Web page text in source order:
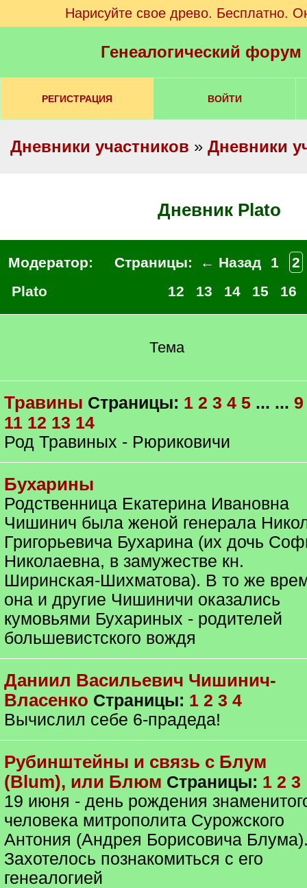
Нарисуйте свое древо. Бесплатно.
Генеалогический
РЕГИСТРАЦИЯ ВОЙТИ
Дневники участников » Дневники
Дневник Plato
Модератор:
Plato
Страницы: ← Назад 1
2
12
13 14 15 16
Тема
Травины Страницы: 1 2 3 4 5 ... ... 9
11 12 13 14
Род Травиных - Рюриковичи
Бухарины
Родственница Екатерина Ивановна
Чишинич была женой генерала
Григорьевича Бухарина (их дочь
Николаевна, в замужестве кн.
Ширинская-Шихматова). В то же
она и другие Чишиничи оказались
кумовьями Бухариных - родителей
большевистского вождя
Даниил Васильевич Чишинич-
Власенко Страницы: 1 2 3 4
Вычислил себе 6-прадеда!
Рубинштейны и связь с Блум
(Blum), или Блюм Страницы: 1 2 3
19 июня - день рождения
человека митрополита Сурожского
Антония (Андрея Борисовича
Захотелось познакомиться с его
генеалогией